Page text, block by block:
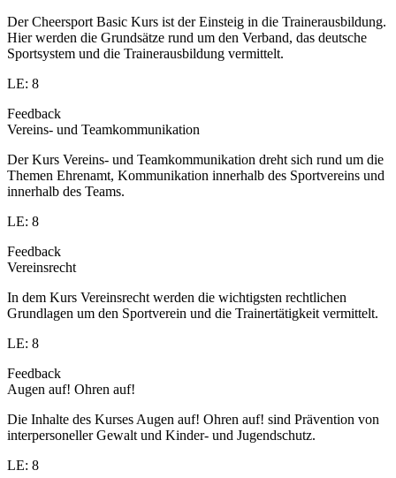
Der Cheersport Basic Kurs ist der Einsteig in die Trainerausbildung.
Hier werden die Grundsätze rund um den Verband, das deutsche
Sportsystem und die Trainerausbildung vermittelt.
LE: 8
Feedback
Vereins- und Teamkommunikation
Der Kurs Vereins- und Teamkommunikation dreht sich rund um die
Themen Ehrenamt, Kommunikation innerhalb des Sportvereins und
innerhalb des Teams.
LE: 8
Feedback
Vereinsrecht
In dem Kurs Vereinsrecht werden die wichtigsten rechtlichen
Grundlagen um den Sportverein und die Trainertätigkeit vermittelt.
LE: 8
Feedback
Augen auf! Ohren auf!
Die Inhalte des Kurses Augen auf! Ohren auf! sind Prävention von
interpersoneller Gewalt und Kinder- und Jugendschutz.
LE: 8